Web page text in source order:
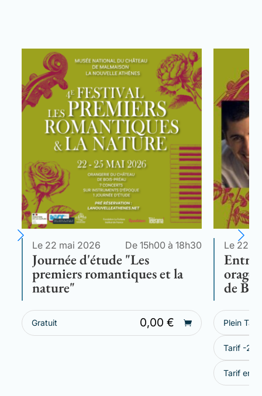
Le 22 mai 2026 De 15h00 à 18h30
Journée d'étude "Les
premiers romantiques et la
nature"
Gratuit 0,00 €
Le 22
Entre
de
Plein Tarif
Tarif -26
Tarif